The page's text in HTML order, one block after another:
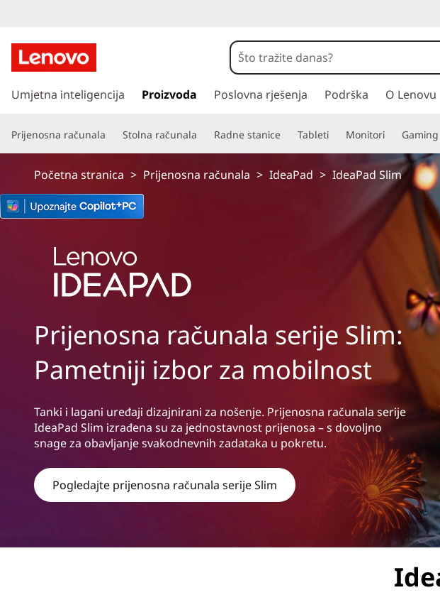
d
e
a
P
d
S
r
k
o
n
a
Umjetna inteligencija Proizvoda Poslovna rješenja Podrška O Lenovu
Prijenosna računala Stolna računala Radne stanice Tableti Monitori Gaming
Početna stranica > Prijenosna računala > IdeaPad > IdeaPad Slim
Prijenosna računala serije Slim:
Pametniji izbor za mobilnost
Tanki i lagani uređaji dizajnirani za nošenje. Prijenosna računala serije
IdeaPad Slim izrađena su za jednostavnost prijenosa – s dovoljno
snage za obavljanje svakodnevnih zadataka u pokretu.
Pogledajte prijenosna računala serije Slim